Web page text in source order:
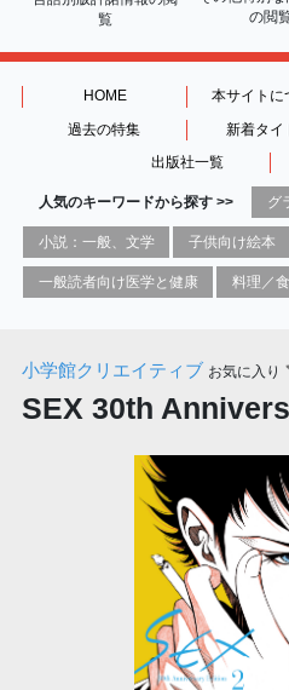
覧
の閲
HOME 本サイトに
過去の特集
新着タイ
出版社一覧
人気のキーワードから探す >>
小説：一般、文学 子供向け絵本
一般読者向け医学と健康
小学館クリエイティブ お気に入り
SEX 30th